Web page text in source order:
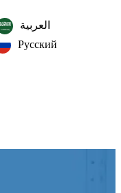
العربية‏
Русский